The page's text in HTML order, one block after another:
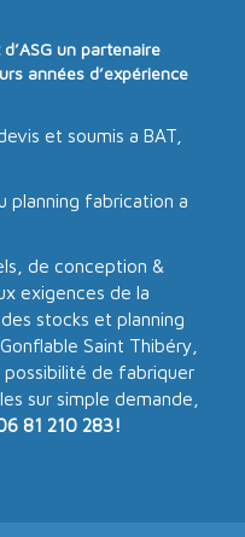
un partenaire
années d’expérience
et soumis a BAT,
planning fabrication a
de conception &
exigences de la
stocks et planning
Saint Thibéry,
possibilité de fabriquer
sur simple demande,
81 210 283!